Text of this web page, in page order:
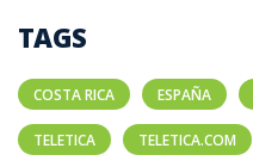
TAGS
COSTA RICA ESPAÑA
TELETICA TELETICA.COM